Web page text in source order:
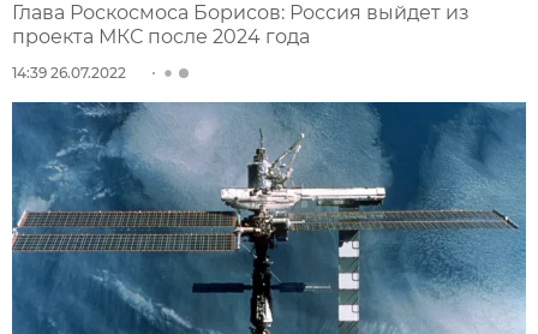
Глава Роскосмоса Борисов: Россия выйдет из
проекта МКС после 2024 года
14:39 26.07.2022